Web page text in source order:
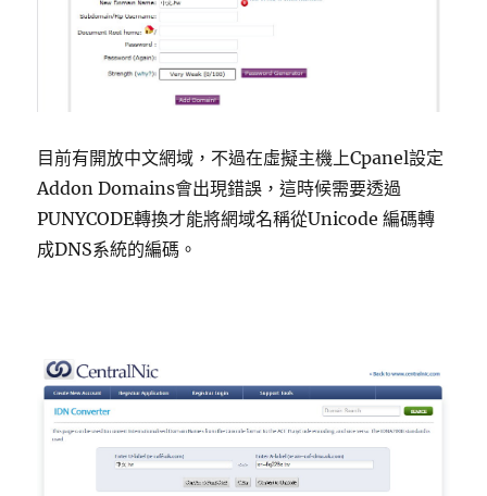
目前有開放中文網域，不過在虛擬主機上Cpanel設定
Addon Domains會出現錯誤，這時候需要透過
PUNYCODE轉換才能將網域名稱從Unicode 編碼轉
成DNS系統的編碼。